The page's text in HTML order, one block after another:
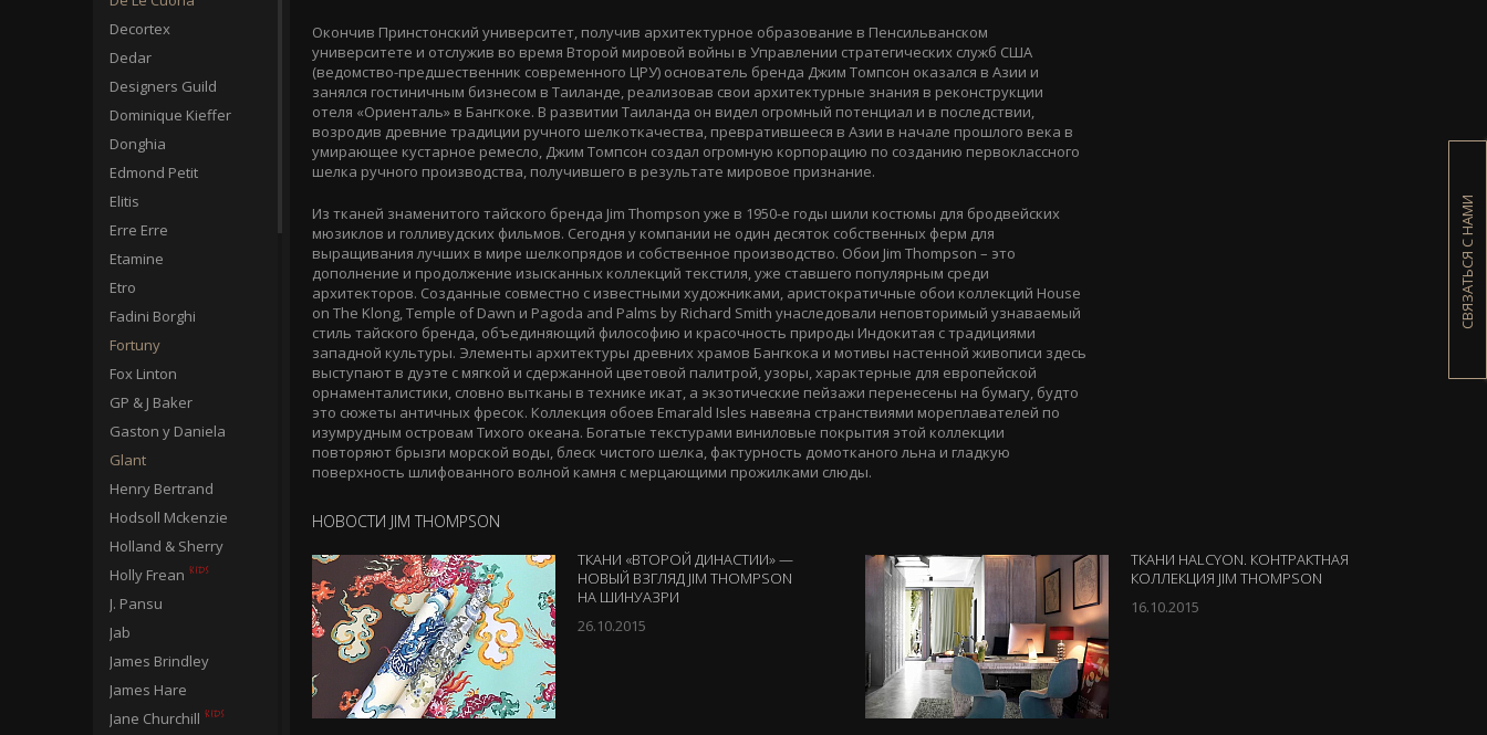
СВЯЗАТЬСЯ С НАМИ
Decortex
Dedar
Designers Guild
Dominique Kieffer
Donghia
Edmond Petit
Elitis
Erre Erre
Etamine
Etro
Fadini Borghi
Fortuny
Fox Linton
GP & J Baker
Gaston y Daniela
Glant
Henry Bertrand
Hodsoll Mckenzie
Holland & Sherry
Holly Frean
J. Pansu
Jab
James Brindley
James Hare
Jane Churchill
Окончив Принстонский университет, получив архитектурное образование в Пенсильванском
университете и отслужив во время Второй мировой войны в Управлении стратегических служб США
(ведомство-предшественник современного ЦРУ) основатель бренда Джим Томпсон оказался в Азии и
занялся гостиничным бизнесом в Таиланде, реализовав свои архитектурные знания в реконструкции
отеля «Ориенталь» в Бангкоке. В развитии Таиланда он видел огромный потенциал и в последствии,
возродив древние традиции ручного шелкоткачества, превратившееся в Азии в начале прошлого века в
умирающее кустарное ремесло, Джим Томпсон создал огромную корпорацию по созданию первоклассного
шелка ручного производства, получившего в результате мировое признание.
Из тканей знаменитого тайского бренда Jim Thompson уже в 1950-е годы шили костюмы для бродвейских
мюзиклов и голливудских фильмов. Сегодня у компании не один десяток собственных ферм для
выращивания лучших в мире шелкопрядов и собственное производство. Обои Jim Thompson – это
дополнение и продолжение изысканных коллекций текстиля, уже ставшего популярным среди
архитекторов. Созданные совместно с известными художниками, аристократичные обои коллекций House
on The Klong, Temple of Dawn и Pagoda and Palms by Richard Smith унаследовали неповторимый узнаваемый
стиль тайского бренда, объединяющий философию и красочность природы Индокитая с традициями
западной культуры. Элементы архитектуры древних храмов Бангкока и мотивы настенной живописи здесь
выступают в дуэте с мягкой и сдержанной цветовой палитрой, узоры, характерные для европейской
орнаменталистики, словно вытканы в технике икат, а экзотические пейзажи перенесены на бумагу, будто
это сюжеты античных фресок. Коллекция обоев Emarald Isles навеяна странствиями мореплавателей по
изумрудным островам Тихого океана. Богатые текстурами виниловые покрытия этой коллекции
повторяют брызги морской воды, блеск чистого шелка, фактурность домотканого льна и гладкую
поверхность шлифованного волной камня с мерцающими прожилками слюды.
НОВОСТИ JIM THOMPSON
ТКАНИ «ВТОРОЙ ДИНАСТИИ» —
НОВЫЙ ВЗГЛЯД JIM THOMPSON
НА ШИНУАЗРИ
26.10.2015
ТКАНИ HALCYON. КОНТРАКТНАЯ
КОЛЛЕКЦИЯ JIM THOMPSON
16.10.2015